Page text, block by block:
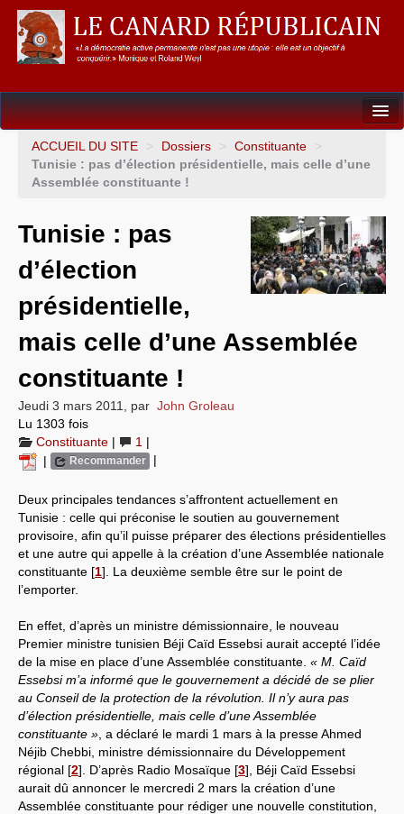
Dossiers
L’Union européenne
Un éléphant, ça trompe énormément !
Gouvernance mondiale & mondialisation
International
Systèmes & société sous contrôle
Nouvelles de l’antirépublique
Crises "Covid-19 & H1N1"
Guerre en Ukraine
ACCUEIL DU SITE > Dossiers > Constituante
>
Tunisie : pas d’élection présidentielle, mais celle d’une
Assemblée constituante !
Tunisie : pas
d’élection
présidentielle,
mais celle d’une Assemblée
constituante !
Jeudi 3 mars 2011 par John Groleau
Lu 1303 fois
Constituante | 1 |
|
Recommander |
Deux principales tendances s’affrontent actuellement en
Tunisie : celle qui préconise le soutien au gouvernement
provisoire, afin qu’il puisse préparer des élections présidentielles
et une autre qui appelle à la création d’une Assemblée nationale
constituante [1] . La deuxième semble être sur le point de
l’emporter.
En effet, d’après un ministre démissionnaire, le nouveau
Premier ministre tunisien Béji Caïd Essebsi aurait accepté l’idée
de la mise en place d’une Assemblée constituante. « M. Caïd
Essebsi m’a informé que le gouvernement a décidé de se plier
au Conseil de la protection de la révolution. Il n’y aura pas
d’élection présidentielle, mais celle d’une Assemblée
constituante » , a déclaré le mardi 1 mars à la presse Ahmed
Néjib Chebbi, ministre démissionnaire du Développement
régional [2] . D’après Radio Mosaïque [3] , Béji Caïd Essebsi
aurait dû annoncer le mercredi 2 mars la création d’une
Assemblée constituante pour rédiger une nouvelle constitution,